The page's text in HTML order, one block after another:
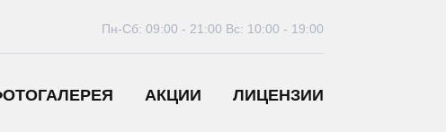
АКЦИИ ЛИЦЕНЗИИ
Пн-Сб: 09:00 - 21:00 Вс: 10:00 - 19:00